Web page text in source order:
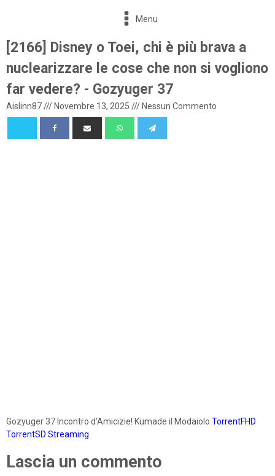
Menu
[2166] Disney o Toei, chi è più brava a
nuclearizzare le cose che non si vogliono
far vedere? - Gozyuger 37
Aislinn87/// Novembre 13, 2025 /// Nessun Commento
Gozyuger 37 Incontro d'Amicizie! Kumade il Modaiolo TorrentFHD
TorrentSD Streaming
Lascia un commento